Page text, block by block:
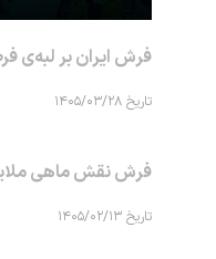
فرش ایران بر لبه‌ی
تاریخ ۱۴۰۵/۰۳/۲۸
فرش نقش ماهی‌
تاریخ ۱۴۰۵/۰۲/۱۳